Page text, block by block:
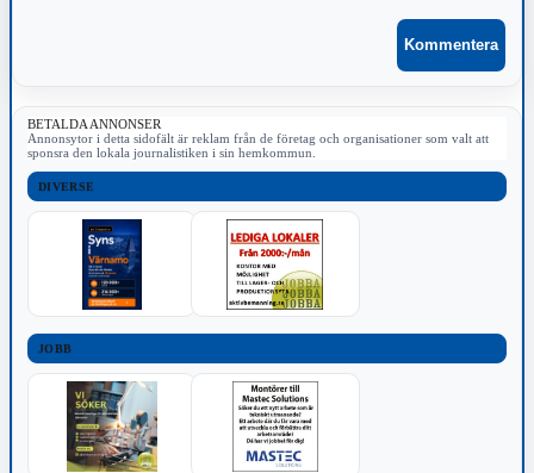
BETALDA ANNONSER
Annonsytor i detta sidofält är reklam från de företag och organisationer som valt att
sponsra den lokala journalistiken i sin hemkommun.
DIVERSE
JOBB